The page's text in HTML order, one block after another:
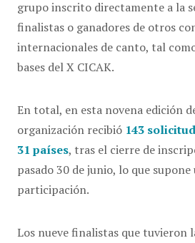
grupo inscrito directamente a la
finalistas o ganadores de otros
internacionales de canto, tal
bases del X CICAK.
En total, en esta novena edición
organización recibió 143
31 países, tras el cierre de
pasado 30 de junio, lo que
participación.
Los nueve finalistas que tuvieron